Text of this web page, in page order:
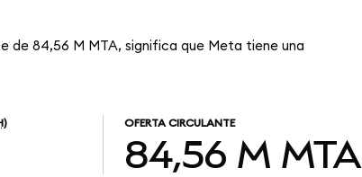
de 84,56 M MTA, significa que Meta tiene una
OFERTA CIRCULANTE
84,56 M MTA